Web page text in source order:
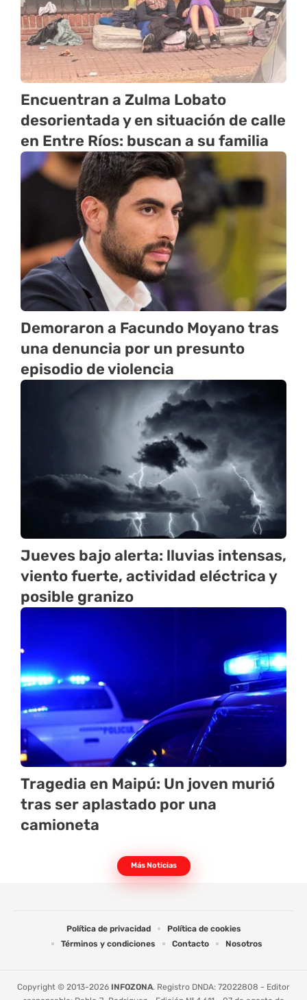
Encuentran a Zulma Lobato
desorientada y en situación de calle
en Entre Ríos: buscan a su familia
Demoraron a Facundo Moyano tras
una denuncia por un presunto
episodio de violencia
Jueves bajo alerta: lluvias intensas,
viento fuerte, actividad eléctrica y
posible granizo
Tragedia en Maipú: Un joven murió
tras ser aplastado por una
camioneta
Más Noticias
Política de privacidad
Política de cookies
Términos y condiciones
Contacto Nosotros
Copyright © 2013-2026 INFOZONA. Registro DNDA: 72022808 - Editor